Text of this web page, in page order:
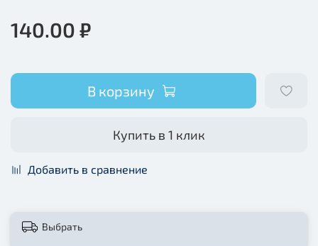
140.00 ₽
В корзину
Купить в 1 клик
Добавить в сравнение
Выбрать